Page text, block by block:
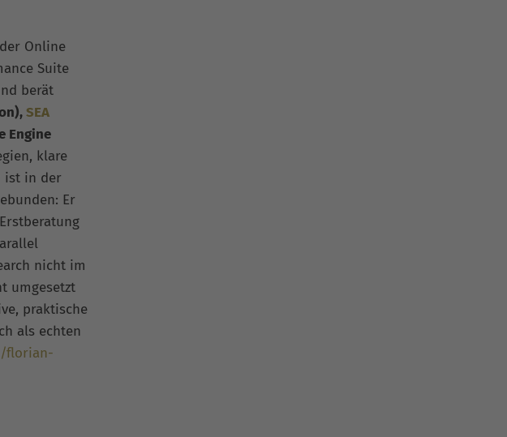
Online
Suite
berät
SEA
Engine
klare
ist in der
Er
nicht im
umgesetzt
praktische
als echten
florian-